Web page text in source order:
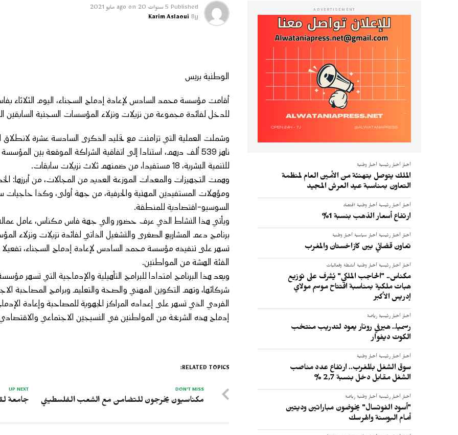
ADVERTISEMENT
أخبار أخبار رئيسية أخبار وطنية
الملك يتوصل بتهنئة من الأمين العام لمنظمة
التعاون بمناسبة عيد العرش المجيد
أخبار أخبار رئيسية أخبار وطنية اقتصاد
ارتفاع أسعار الذهب بنسبة 1%
أخبار أخبار رئيسية أخبار سياسية أخبار وطنية
تعاون قضائي بين كازاخستان والمغرب
أخبار أخبار رئيسية أخبار وطنية أنشطة وفعاليات
مكناس.. "الحاجب الملكي" يُشرف على توزيع
هبات ملكية بمناسبة افتتاح موسم مولاي
إدريس الأكبر
أخبار أخبار رئيسية رياضة
رسميا.. هيرفي رونار يعود لتدريب منتخب
الكوت ديفوار
أخبار أخبار رئيسية أخبار وطنية
سوق الشغل بالمغرب.. ارتفاع عدد مناصب
الشغل مقابل دخل بنسبة 2,7 %
أخبار أخبار رئيسية أخبار وطنية رياضة
"أسود الفوتسال" يخوضون مباراتين وديتين
أمام البوسنة والهرسك
Published 5 سنوات ago on 20 مايو 2021
By
Karim Aslaoui
الوطنية بريس
أقامت مؤسسة محمد السادس لإعادة إدماج السجناء، اليوم الثلاثاء
للدخل لفائدة مجموعة من نزيلات ونزلاء المؤسسات السجنية السابقين
وشملت العملية التي تزامنت مع تخليد الذكرى السادسة عشرة لانطلاق
ناهز 539 ألف درهم، استنادا إلى اتفاقية الشراكة الموقعة بين
للتنمية البشرية، 18 مستفيدا، من ضمنهم ثلاث نزيلات سابقات.
وهمت التجهيزات والمعدات الموزعة العديد من المجالات، من أبرزها:
ومؤهلات المستفيدين المهنية والحرفية، من جهة أولى، وكذا حاجيات
السوسيو-اقتصادية للمنطقة.
ويأتي هذا النشاط الذي عرف حضور والي جهة فاس مكناس، عامل
تسهر على تنفيذه مؤسسة محمد السادس لإعادة إدماج السجناء، تفعيلا
الفئة الهشة من المواطنين.
ويعد هذا البرنامج امتدادا للبرامج التأهيلية والإدماجية التي تسهر
شركائها، وتهم التكوين المهني والصحة والتعليم وبرامج المصاحبة
الفردي الذي تسهر على إعداده المراكز الجهوية للمصاحبة وإعادة
إدماج هذه الشريحة من المواطنين في النسيجين الاجتماعي
RELATED TOPICS:
UP NEXT
جامعة
DON'T MISS
مكناسيون يخرجون للتضامن مع الشعب الفلسطيني